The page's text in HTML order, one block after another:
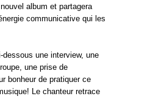
album et partagera
communicative qui les
dessous une interview, une
une prise de
bonheur de pratiquer ce
Le chanteur retrace